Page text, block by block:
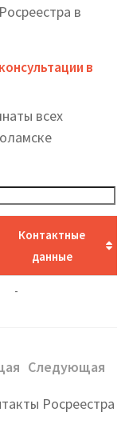
в
в
всех
Контактные
данные
-
Следующая
Росреестра